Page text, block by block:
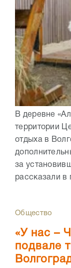
В деревне
территории
отдыха в
за
рассказали
Общество
«У нас –
подвале